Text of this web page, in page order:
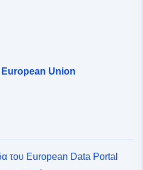
Union
του European Data Portal